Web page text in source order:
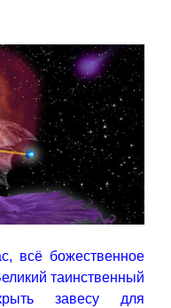
всё божественное
таинственный
завесу для